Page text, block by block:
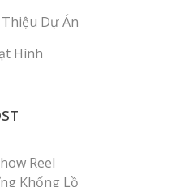
Thiệu Dự Án
Hình
Reel
Khổng Lồ